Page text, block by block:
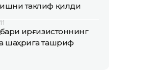
таклиф қилди
Қирғизистоннинг
шаҳрига ташриф